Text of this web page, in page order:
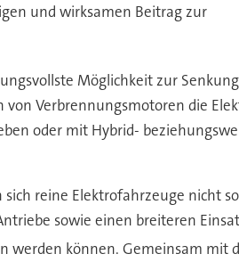
und wirksamen Beitrag zur
Möglichkeit zur
von Verbrennungsmotoren die
oder mit Hybrid-
reine Elektrofahrzeuge nicht
sowie einen breiteren
werden können. Gemeinsam mit